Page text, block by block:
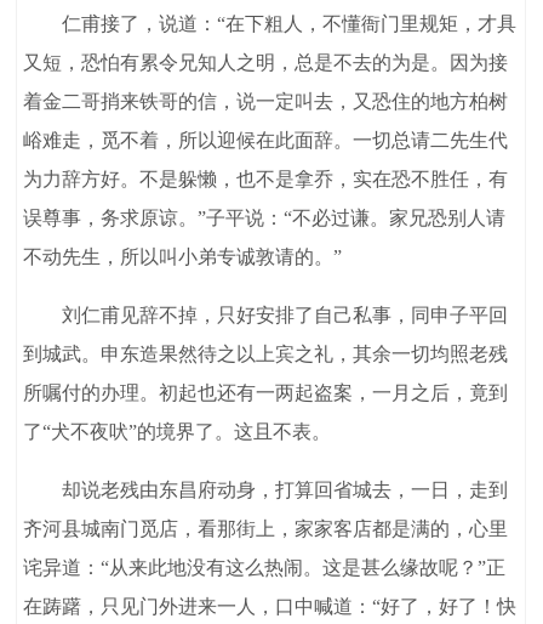
仁甫接了，说道：“在下粗人，不懂衙门里规矩，才具
又短，恐怕有累令兄知人之明，总是不去的为是。因为接
着金二哥捎来铁哥的信，说一定叫去，又恐住的地方柏树
峪难走，觅不着，所以迎候在此面辞。一切总请二先生代
为力辞方好。不是躲懒，也不是拿乔，实在恐不胜任，有
误尊事，务求原谅。”子平说：“不必过谦。家兄恐别人请
不动先生，所以叫小弟专诚敦请的。”
刘仁甫见辞不掉，只好安排了自己私事，同申子平回
到城武。申东造果然待之以上宾之礼，其余一切均照老残
所嘱付的办理。初起也还有一两起盗案，一月之后，竟到
了“犬不夜吠”的境界了。这且不表。
却说老残由东昌府动身，打算回省城去，一日，走到
齐河县城南门觅店，看那街上，家家客店都是满的，心里
诧异道：“从来此地没有这么热闹。这是甚么缘故呢？”正
在踌躇，只见门外进来一人，口中喊道：“好了，好了！快